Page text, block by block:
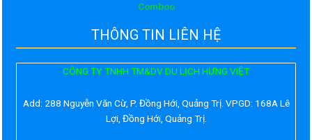
Comboo
THÔNG TIN LIÊN HỆ
CÔNG TY TNHH TM&DV DU LỊCH HƯNG VIỆT
Add: 288 Nguyễn Văn Cừ, P. Đồng Hới, Quảng Trị. VPGD: 168A Lê
Lợi, Đồng Hới, Quảng Trị.